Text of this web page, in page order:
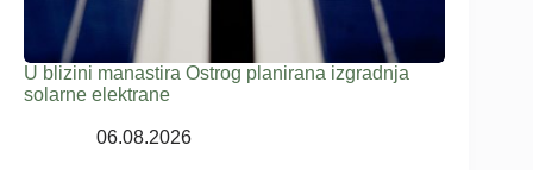
U blizini manastira Ostrog planirana izgradnja
solarne elektrane
06.08.2026